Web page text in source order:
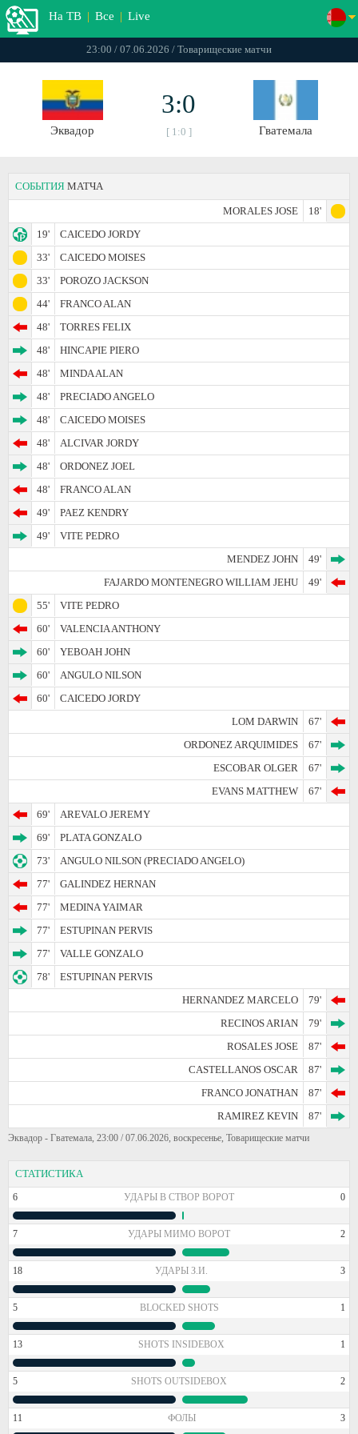
На ТВ | Все | Live
23:00 / 07.06.2026 / Товарищеские матчи
Эквадор
3:0
[ 1:0 ] Гватемала
СОБЫТИЯ МАТЧА
MORALES JOSE
18'
19'
CAICEDO JORDY
33'
CAICEDO MOISES
33'
POROZO JACKSON
44'
FRANCO ALAN
48'
TORRES FELIX
48'
HINCAPIE PIERO
48'
MINDA ALAN
48'
PRECIADO ANGELO
48'
CAICEDO MOISES
48'
ALCIVAR JORDY
48'
ORDONEZ JOEL
48'
FRANCO ALAN
49'
PAEZ KENDRY
49'
VITE PEDRO
MENDEZ JOHN
49'
FAJARDO MONTENEGRO WILLIAM JEHU
49'
55'
VITE PEDRO
60'
VALENCIA ANTHONY
60'
YEBOAH JOHN
60'
ANGULO NILSON
60'
CAICEDO JORDY
LOM DARWIN
67'
ORDONEZ ARQUIMIDES
67'
ESCOBAR OLGER
67'
EVANS MATTHEW
67'
69'
AREVALO JEREMY
69'
PLATA GONZALO
73'
ANGULO NILSON (PRECIADO ANGELO)
77'
GALINDEZ HERNAN
77'
MEDINA YAIMAR
77'
ESTUPINAN PERVIS
77'
VALLE GONZALO
78'
ESTUPINAN PERVIS
HERNANDEZ MARCELO
79'
RECINOS ARIAN
79'
ROSALES JOSE
87'
CASTELLANOS OSCAR
87'
FRANCO JONATHAN
87'
RAMIREZ KEVIN
87'
Эквадор - Гватемала, 23:00 / 07.06.2026, воскресенье, Товарищеские матчи
СТАТИСТИКА
6 УДАРЫ В СТВОР ВОРОТ 0
7 УДАРЫ МИМО ВОРОТ 2
18 УДАРЫ З.И. 3
5 BLOCKED SHOTS 1
13 SHOTS INSIDEBOX 1
5 SHOTS OUTSIDEBOX 2
11 ФОЛЫ 3